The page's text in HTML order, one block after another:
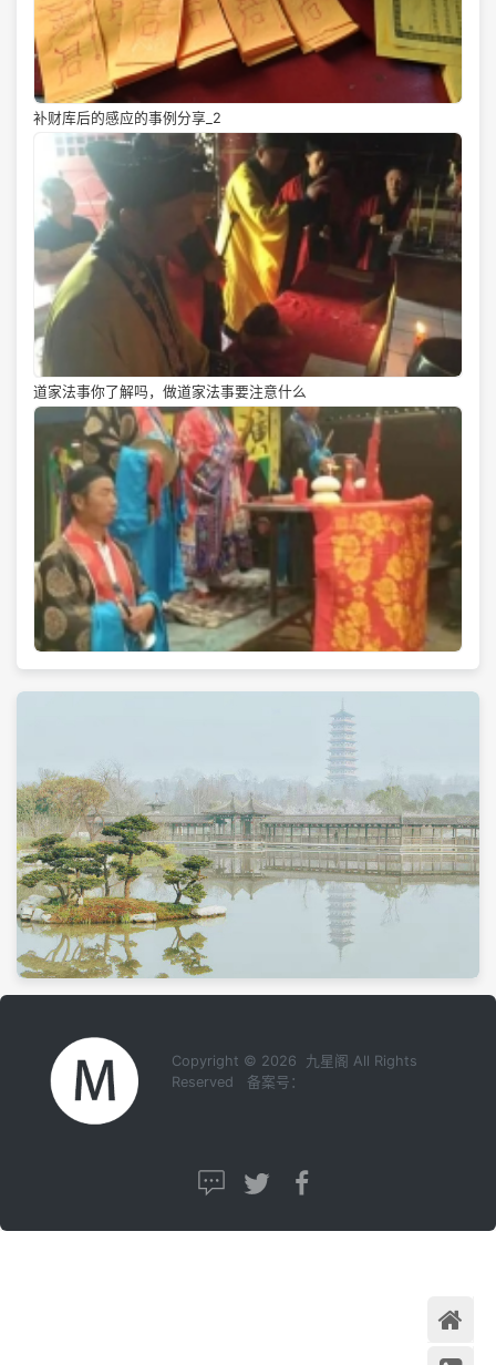
补财库后的感应的事例分享_2
道家法事你了解吗，做道家法事要注意什么
Copyright © 2026 九星阁 All Rights
Reserved 备案号：